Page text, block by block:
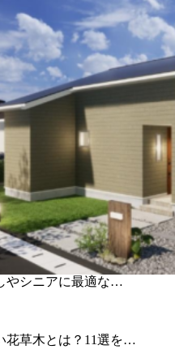
やシニアに最適な…
花草木とは？11選を…